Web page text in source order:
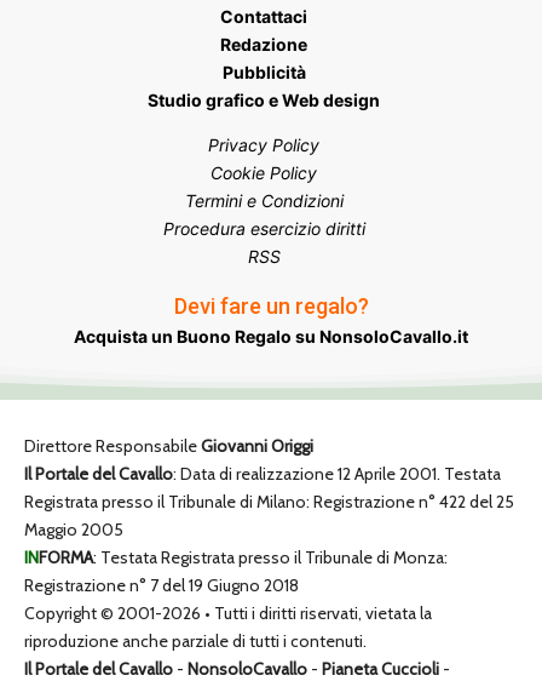
Contattaci
Redazione
Pubblicità
Studio grafico e Web design
Privacy Policy
Cookie Policy
Termini e Condizioni
Procedura esercizio diritti
RSS
Devi fare un regalo?
Acquista un Buono Regalo su NonsoloCavallo.it
Direttore ResponsabileGiovanni Origgi
Il Portale del Cavallo: Data di realizzazione 12 Aprile 2001. Testata
Registrata presso il Tribunale di Milano: Registrazione n° 422 del 25
Maggio 2005
INFORMA: Testata Registrata presso il Tribunale di Monza:
Registrazione n° 7 del 19 Giugno 2018
Copyright © 2001-2026 • Tutti i diritti riservati, vietata la
riproduzione anche parziale di tutti i contenuti.
Il Portale del Cavallo - NonsoloCavallo - Pianeta Cuccioli -